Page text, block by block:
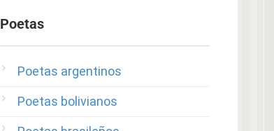
Poetas
Poetas argentinos
Poetas bolivianos